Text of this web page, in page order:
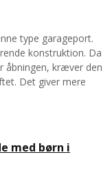
type garageport.
konstruktion. Da
åbningen, kræver den
Det giver mere
med børn i